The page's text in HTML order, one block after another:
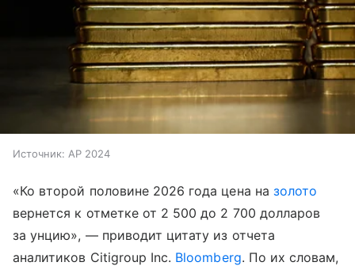
Источник: AP 2024
«Ко второй половине 2026 года цена на золото
вернется к отметке от 2 500 до 2 700 долларов
за унцию», — приводит цитату из отчета
аналитиков Citigroup Inc. Bloomberg. По их словам,